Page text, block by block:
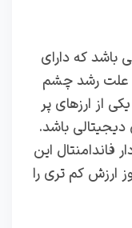
باشد که دارای
اما به علت رشد چشم
از ارزهای پر
دیجیتالی باشد.
فاندامنتال این
ارزش کم تری را